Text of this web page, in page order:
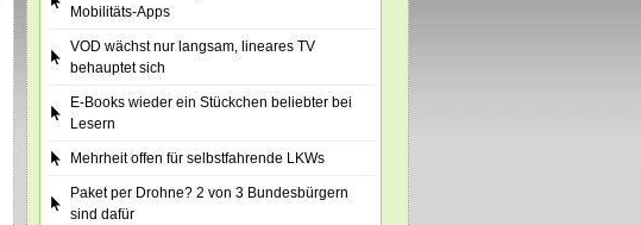
Mobilitäts-Apps
VOD wächst nur langsam, lineares TV
behauptet sich
E-Books wieder ein Stückchen beliebter bei
Lesern
Mehrheit offen für selbstfahrende LKWs
Paket per Drohne? 2 von 3 Bundesbürgern
sind dafür